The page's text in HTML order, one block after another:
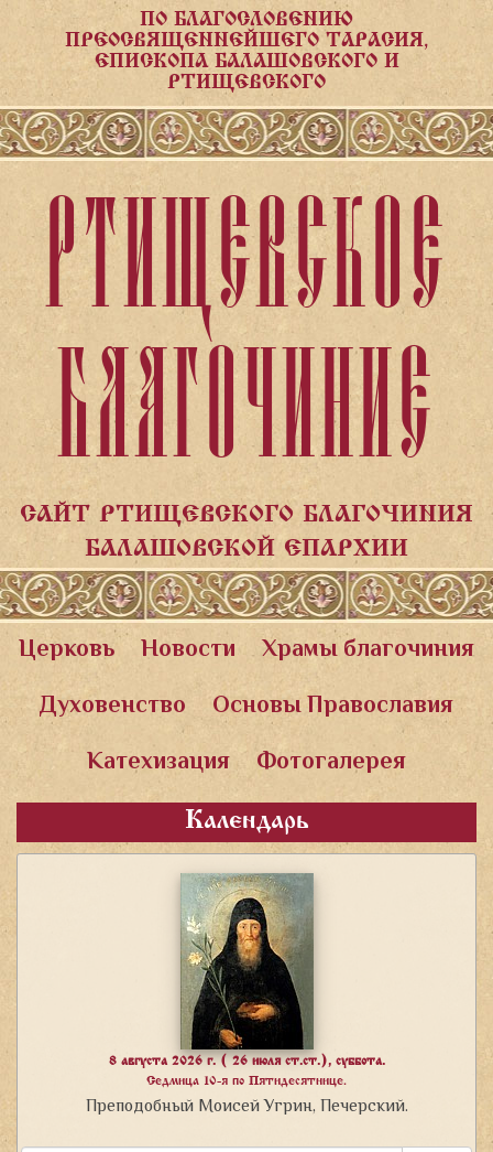
ПО БЛАГОСЛОВЕНИЮ
ПРЕОСВЯЩЕННЕЙШЕГО ТАРАСИЯ,
ЕПИСКОПА БАЛАШОВСКОГО И
РТИЩЕВСКОГО
РТИЩЕВСКОЕ
БЛАГОЧИНИЕ
САЙТ РТИЩЕВСКОГО БЛАГОЧИНИЯ
БАЛАШОВСКОЙ ЕПАРХИИ
Церковь Новости
Храмы благочиния
Духовенство
Основы Православия
Катехизация
Фотогалерея
Календарь
8 августа 2026 г. ( 26 июля ст.ст.), суббота.
Седмица 10-я по Пятидесятнице.
Преподобный Моисей Угрин, Печерский.